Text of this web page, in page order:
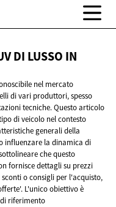
DI LUSSO IN
nel mercato
di vari produttori, spesso
tecniche. Questo articolo
di veicolo nel contesto
generali della
influenzare la dinamica di
che questo
fornisce dettagli su prezzi
o consigli per l'acquisto,
L'unico obiettivo è
riferimento